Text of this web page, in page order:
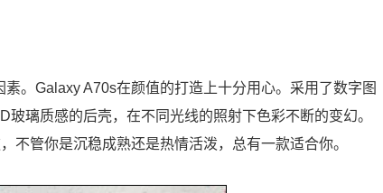
。Galaxy A70s在颜值的打造上十分用心。采用了数字图
璃质感的后壳，在不同光线的照射下色彩不断的变幻。
不管你是沉稳成熟还是热情活泼，总有一款适合你。